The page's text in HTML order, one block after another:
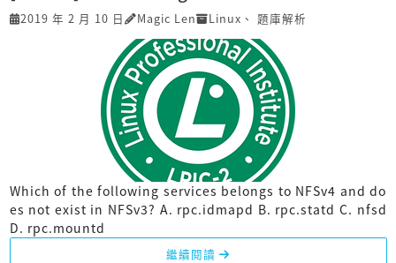
2019 年 2 月 10 日 Magic Len Linux 、 題庫解析
Which of the following services belongs to NFSv4 and do
es not exist in NFSv3? A. rpc.idmapd B. rpc.statd C. nfsd
D. rpc.mountd
繼續閱讀